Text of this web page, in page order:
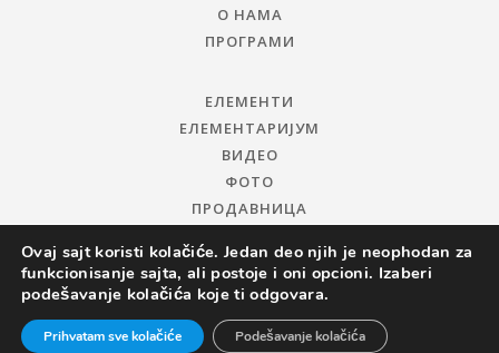
О НАМА
ПРОГРАМИ
ЕЛЕМЕНТИ
ЕЛЕМЕНТАРИЈУМ
ВИДЕО
ФОТО
ПРОДАВНИЦА
© 2019 ЦЕНТАР ЗА ПРОМОЦИЈУ НАУКЕ
Ovaj sajt koristi kolačiće. Jedan deo njih je neophodan za
funkcionisanje sajta, ali postoje i oni opcioni. Izaberi
podešavanje kolačića koje ti odgovara.
Prihvatam sve kolačiće Podešavanje kolačića